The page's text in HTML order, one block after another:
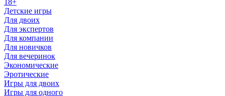
18+
Детские игры
Для двоих
Для экспертов
Для компании
Для новичков
Для вечеринок
Экономические
Эротические
Игры для двоих
Игры для одного